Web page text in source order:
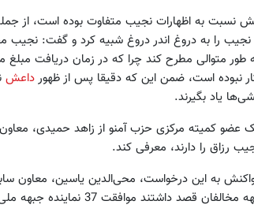
نسبت به اظهارات نجیب متفاوت بوده است، از
را به دروغ اندر دروغ شبیه کرد و گفت: نجیب
طور متوالی مطرح كند چرا که در زمان دریافت مبلغ
نبوده است، ضمن این که دقیقا پس از ظهورداعش
یاد بگیرند.
عضو کمیته مرکزی حزب آمنو از زاهد حمیدی،
رزاق را دارند، معرفی کند.
به این درخواست، محی‌الدین یاسین، معاون
37 نماینده جبهه ملی را براي براندازی دولت نجیب رزاق اخذ کنند.